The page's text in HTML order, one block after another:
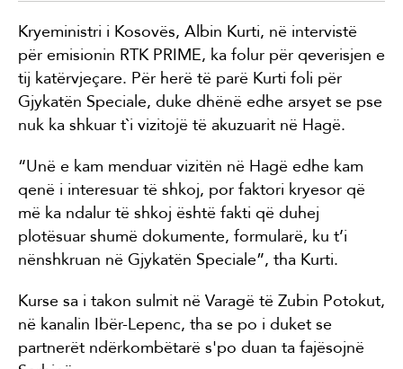
Kryeministri i Kosovës, Albin Kurti, në intervistë
për emisionin RTK PRIME, ka folur për qeverisjen e
tij katërvjeçare. Për herë të parë Kurti foli për
Gjykatën Speciale, duke dhënë edhe arsyet se pse
nuk ka shkuar t`i vizitojë të akuzuarit në Hagë.
“Unë e kam menduar vizitën në Hagë edhe kam
qenë i interesuar të shkoj, por faktori kryesor që
më ka ndalur të shkoj është fakti që duhej
plotësuar shumë dokumente, formularë, ku t’i
nënshkruan në Gjykatën Speciale”, tha Kurti.
Kurse sa i takon sulmit në Varagë të Zubin Potokut,
në kanalin Ibër-Lepenc, tha se po i duket se
partnerët ndërkombëtarë s'po duan ta fajësojnë